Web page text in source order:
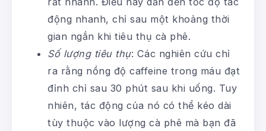
động nhanh, chỉ sau một khoảng thời
gian ngắn khi tiêu thụ cà phê.
Số lượng tiêu thụ: Các nghiên cứu chỉ
ra rằng nồng độ caffeine trong máu đạt
đỉnh chỉ sau 30 phút sau khi uống. Tuy
nhiên, tác động của nó có thể kéo dài
tùy thuộc vào lượng cà phê mà bạn đã